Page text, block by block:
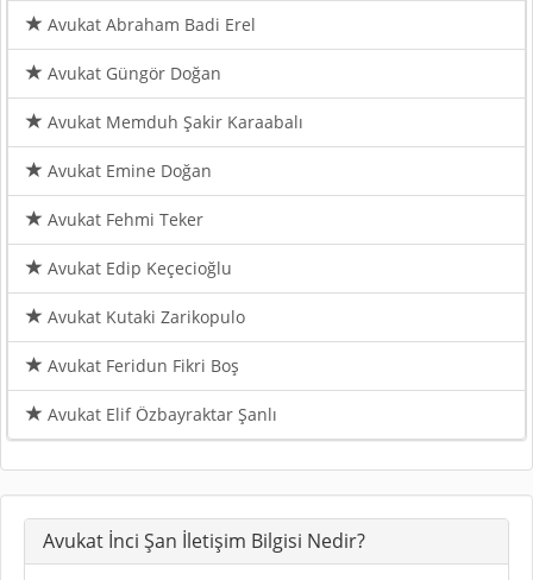
Avukat Abraham Badi Erel
Avukat Güngör Doğan
Avukat Memduh Şakir Karaabalı
Avukat Emine Doğan
Avukat Fehmi Teker
Avukat Edip Keçecioğlu
Avukat Kutaki Zarikopulo
Avukat Feridun Fikri Boş
Avukat Elif Özbayraktar Şanlı
Avukat İnci Şan İletişim Bilgisi Nedir?